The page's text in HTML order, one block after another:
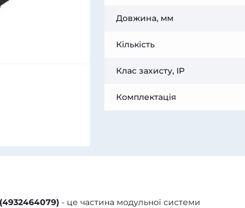
Довжина, мм
Кількість
Клас захисту, IP
Комплектація
- це частина модульної системи